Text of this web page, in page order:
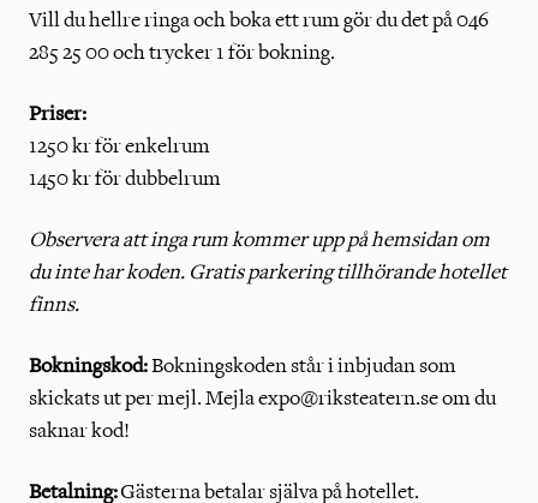
Vill du hellre ringa och boka ett rum gör du det på 046
285 25 00 och trycker 1 för bokning.
Priser:
1250 kr för enkelrum
1450 kr för dubbelrum
Observera att inga rum kommer upp på hemsidan om
du inte har koden. Gratis parkering tillhörande hotellet
finns.
Bokningskod:Bokningskoden står i inbjudan som
skickats ut per mejl. Mejla expo@riksteatern.se om du
saknar kod!
Betalning:Gästerna betalar själva på hotellet.